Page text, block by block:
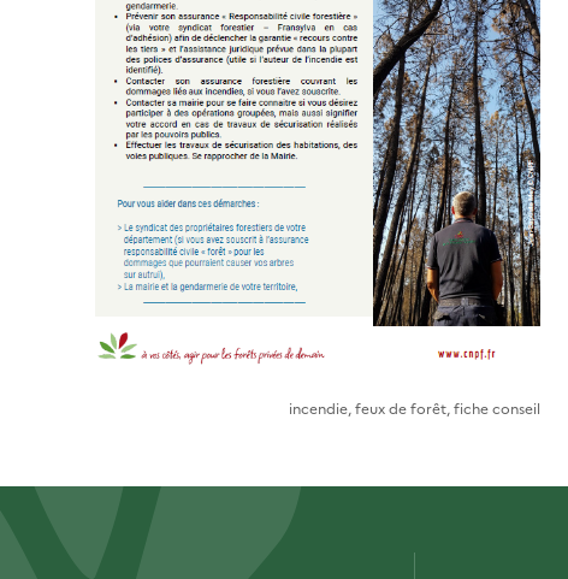
incendie, feux de forêt, fiche conseil